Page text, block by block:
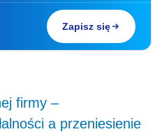
Zapisz się
firmy –
a przeniesienie